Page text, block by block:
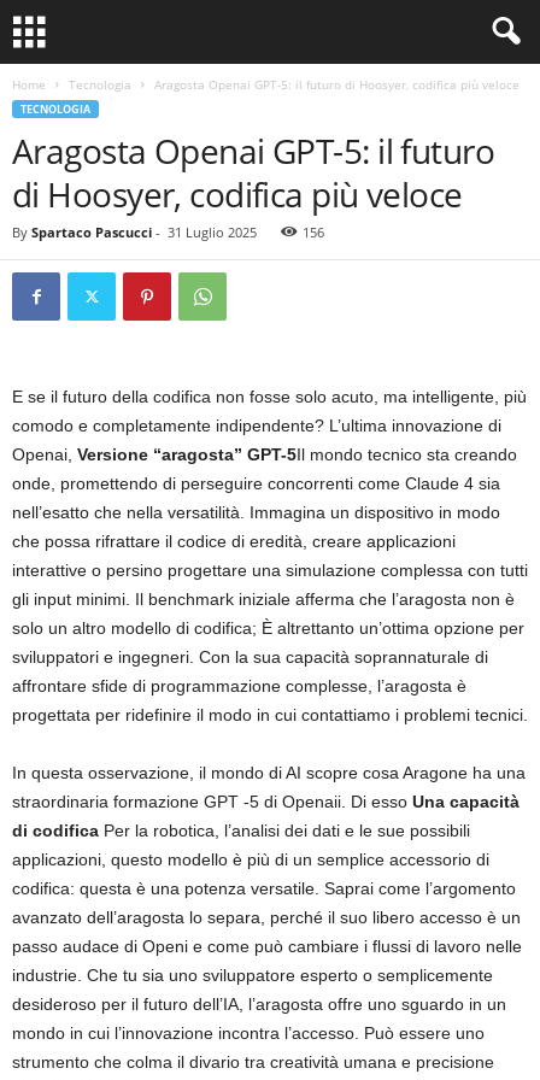
Home Tecnologia Aragosta Openai GPT-5: il futuro di Hoosyer, codifica più veloce
TECNOLOGIA
Aragosta Openai GPT-5: il futuro
di Hoosyer, codifica più veloce
By Spartaco Pascucci - 31 Luglio 2025 156
E se il futuro della codifica non fosse solo acuto, ma intelligente, più
comodo e completamente indipendente? L’ultima innovazione di
Openai, Versione “aragosta” GPT-5Il mondo tecnico sta creando
onde, promettendo di perseguire concorrenti come Claude 4 sia
nell’esatto che nella versatilità. Immagina un dispositivo in modo
che possa rifrattare il codice di eredità, creare applicazioni
interattive o persino progettare una simulazione complessa con tutti
gli input minimi. Il benchmark iniziale afferma che l’aragosta non è
solo un altro modello di codifica; È altrettanto un’ottima opzione per
sviluppatori e ingegneri. Con la sua capacità soprannaturale di
affrontare sfide di programmazione complesse, l’aragosta è
progettata per ridefinire il modo in cui contattiamo i problemi tecnici.
In questa osservazione, il mondo di AI scopre cosa Aragone ha una
straordinaria formazione GPT -5 di Openaii. Di esso Una capacità
di codifica Per la robotica, l’analisi dei dati e le sue possibili
applicazioni, questo modello è più di un semplice accessorio di
codifica: questa è una potenza versatile. Saprai come l’argomento
avanzato dell’aragosta lo separa, perché il suo libero accesso è un
passo audace di Openi e come può cambiare i flussi di lavoro nelle
industrie. Che tu sia uno sviluppatore esperto o semplicemente
desideroso per il futuro dell’IA, l’aragosta offre uno sguardo in un
mondo in cui l’innovazione incontra l’accesso. Può essere uno
strumento che colma il divario tra creatività umana e precisione